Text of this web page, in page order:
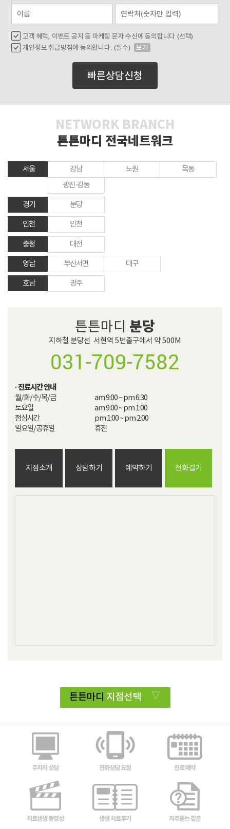
고객 혜택, 이벤트 공지 등 마케팅 문자 수신에 동의합니다 (선택)
개인정보 취급방침에 동의합니다. (필수)
보기
빠른상담신청
NETWORK BRANCH
튼튼마디 전국네트워크
서울 강남 노원
목동
광진·강동
경기 분당
인천 인천
충청 대전
영남 부산서면 대구
호남 광주
튼튼마디 분당
지하철 분당선  서현역 5번출구에서 약 500M
031-709-7582
· 진료시간 안내
월/화/수/목/금
토요일
점심시간
일요일/공휴일
am 9:00 ~ pm 6:30
am 9:00 ~ pm 1:00
pm 1:00 ~ pm 2:00​
휴진
지점소개 상담하기 예약하기 전화걸기
튼튼마디 지점선택
주치의 상담 전화상담 요청 진료 예약
치료생생 동영상 생생 치료후기 자주묻는 질문